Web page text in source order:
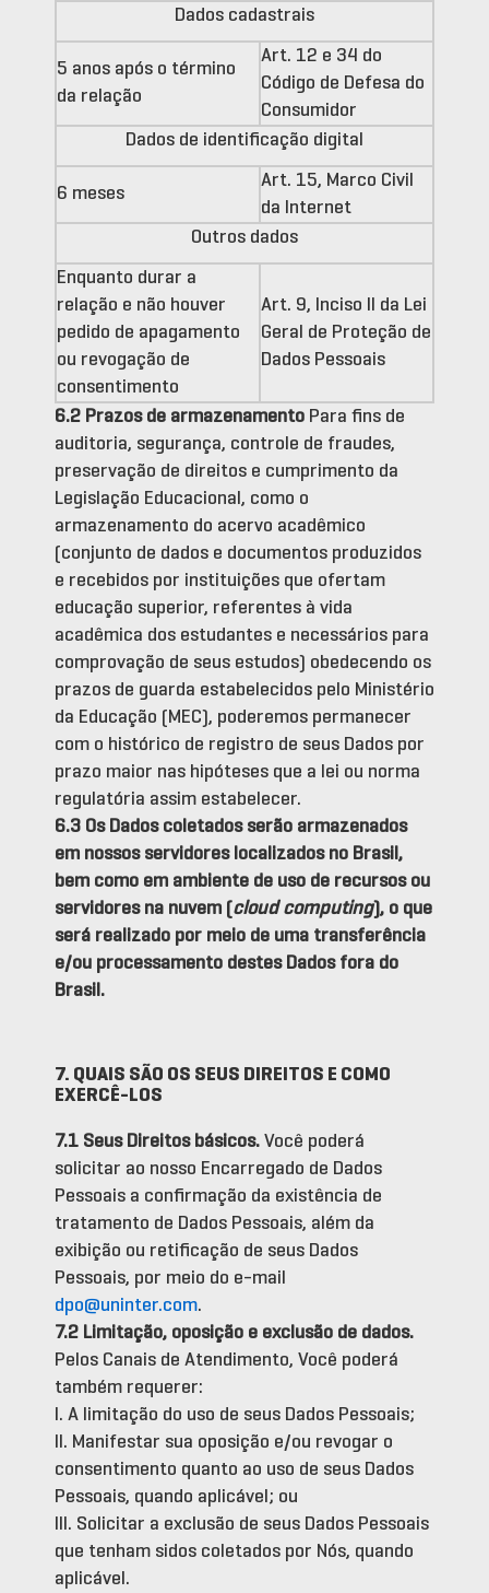
Dados cadastrais
5 anos após o término
da relação
Art. 12 e 34 do
Código de Defesa do
Consumidor
Dados de identificação digital
6 meses
Art. 15, Marco Civil
da Internet
Outros dados
Enquanto durar a
relação e não houver
pedido de apagamento
ou revogação de
consentimento
Art. 9, Inciso II da Lei
Geral de Proteção de
Dados Pessoais
6.2 Prazosde armazenamento Para fins de
auditoria, segurança, controle de fraudes,
preservação de direitos e cumprimento da
Legislação Educacional, como o
armazenamento do acervo acadêmico
(conjunto de dados e documentos produzidos
e recebidos por instituições que ofertam
educação superior, referentes à vida
acadêmica dos estudantes e necessários para
comprovação de seus estudos) obedecendo os
prazos de guarda estabelecidos pelo Ministério
da Educação (MEC), poderemos permanecer
com o histórico de registro de seus Dados por
prazo maior nas hipóteses que a lei ou norma
regulatória assim estabelecer.
6.3 Os Dados coletados serão armazenados
em nossos servidores localizados no Brasil,
bem como em ambiente de uso de recursos ou
servidores na nuvem (cloud computing), o que
será realizado por meio de uma transferência
e/ou processamento destes Dados fora do
Brasil.
7. QUAIS SÃO OS SEUS DIREITOS E COMO
EXERCÊ-LOS
7.1 Seus Direitos básicos. Você poderá
solicitar ao nosso Encarregado de Dados
Pessoais a confirmação da existência de
tratamento de Dados Pessoais, além da
exibição ou retificação de seus Dados
Pessoais, por meio do e-mail
dpo@uninter.com.
7.2 Limitação, oposição e exclusão de dados.
Pelos Canais de Atendimento, Você poderá
também requerer:
I. A limitação do uso de seus Dados Pessoais;
II. Manifestar sua oposição e/ou revogar o
consentimento quanto ao uso de seus Dados
Pessoais, quando aplicável; ou
III. Solicitar a exclusão de seus Dados Pessoais
que tenham sidos coletados por Nós, quando
aplicável.